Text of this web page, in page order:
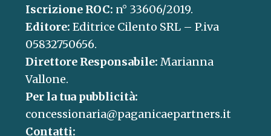
Iscrizione ROC: n° 33606/2019.
Editore: Editrice Cilento SRL – P.iva
05832750656.
Direttore Responsabile: Marianna
Vallone.
Per la tua pubblicità:
concessionaria@paganicaepartners.it
Contatti: